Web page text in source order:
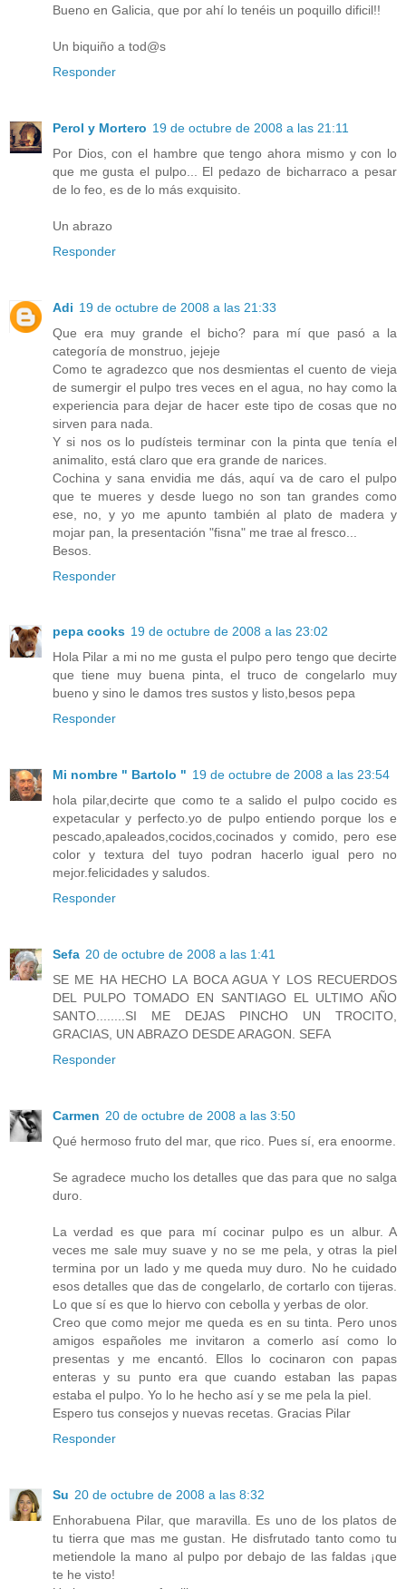
Bueno en Galicia, que por ahí lo tenéis un poquillo dificil!!
Un biquiño a tod@s
Responder
Perol y Mortero 19 de octubre de 2008 a las 21:11
Por Dios, con el hambre que tengo ahora mismo y con lo
que me gusta el pulpo... El pedazo de bicharraco a pesar
de lo feo, es de lo más exquisito.
Un abrazo
Responder
Adi 19 de octubre de 2008 a las 21:33
Que era muy grande el bicho? para mí que pasó a la
categoría de monstruo, jejeje
Como te agradezco que nos desmientas el cuento de vieja
de sumergir el pulpo tres veces en el agua, no hay como la
experiencia para dejar de hacer este tipo de cosas que no
sirven para nada.
Y si nos os lo pudísteis terminar con la pinta que tenía el
animalito, está claro que era grande de narices.
Cochina y sana envidia me dás, aquí va de caro el pulpo
que te mueres y desde luego no son tan grandes como
ese, no, y yo me apunto también al plato de madera y
mojar pan, la presentación "fisna" me trae al fresco...
Besos.
Responder
pepa cooks 19 de octubre de 2008 a las 23:02
Hola Pilar a mi no me gusta el pulpo pero tengo que decirte
que tiene muy buena pinta, el truco de congelarlo muy
bueno y sino le damos tres sustos y listo,besos pepa
Responder
Mi nombre " Bartolo " 19 de octubre de 2008 a las 23:54
hola pilar,decirte que como te a salido el pulpo cocido es
expetacular y perfecto.yo de pulpo entiendo porque los e
pescado,apaleados,cocidos,cocinados y comido, pero ese
color y textura del tuyo podran hacerlo igual pero no
mejor.felicidades y saludos.
Responder
Sefa 20 de octubre de 2008 a las 1:41
SE ME HA HECHO LA BOCA AGUA Y LOS RECUERDOS
DEL PULPO TOMADO EN SANTIAGO EL ULTIMO AÑO
SANTO........SI ME DEJAS PINCHO UN TROCITO,
GRACIAS, UN ABRAZO DESDE ARAGON. SEFA
Responder
Carmen 20 de octubre de 2008 a las 3:50
Qué hermoso fruto del mar, que rico. Pues sí, era enoorme.
Se agradece mucho los detalles que das para que no salga
duro.
La verdad es que para mí cocinar pulpo es un albur. A
veces me sale muy suave y no se me pela, y otras la piel
termina por un lado y me queda muy duro. No he cuidado
esos detalles que das de congelarlo, de cortarlo con tijeras.
Lo que sí es que lo hiervo con cebolla y yerbas de olor.
Creo que como mejor me queda es en su tinta. Pero unos
amigos españoles me invitaron a comerlo así como lo
presentas y me encantó. Ellos lo cocinaron con papas
enteras y su punto era que cuando estaban las papas
estaba el pulpo. Yo lo he hecho así y se me pela la piel.
Espero tus consejos y nuevas recetas. Gracias Pilar
Responder
Su 20 de octubre de 2008 a las 8:32
Enhorabuena Pilar, que maravilla. Es uno de los platos de
tu tierra que mas me gustan. He disfrutado tanto como tu
metiendole la mano al pulpo por debajo de las faldas ¡que
te he visto!